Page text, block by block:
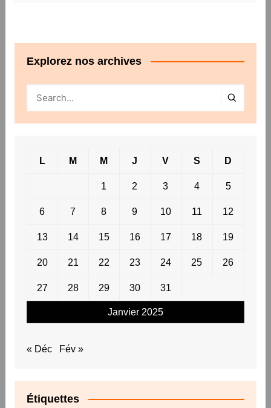
Explorez nos archives
Janvier 2025
L M M J V S D
1 2 3 4 5
6 7 8 9 10 11 12
13 14 15 16 17 18 19
20 21 22 23 24 25 26
27 28 29 30 31
« Déc Fév »
Étiquettes